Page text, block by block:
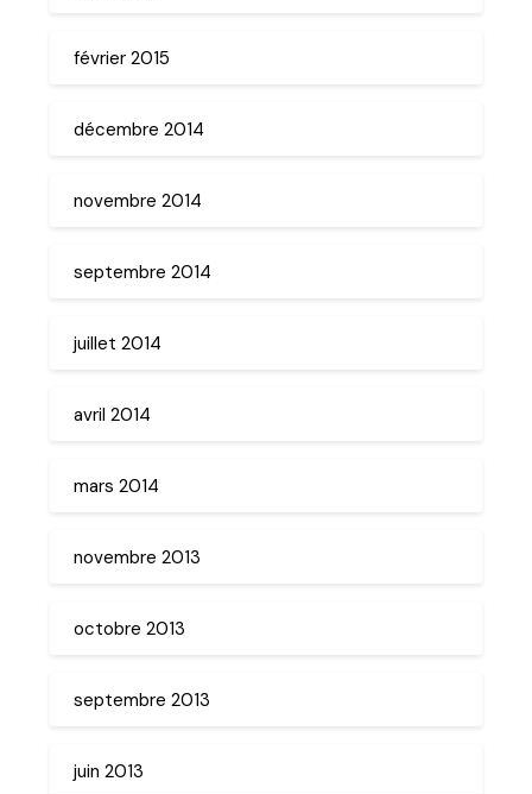
février 2015
décembre 2014
novembre 2014
septembre 2014
juillet 2014
avril 2014
mars 2014
novembre 2013
octobre 2013
septembre 2013
juin 2013